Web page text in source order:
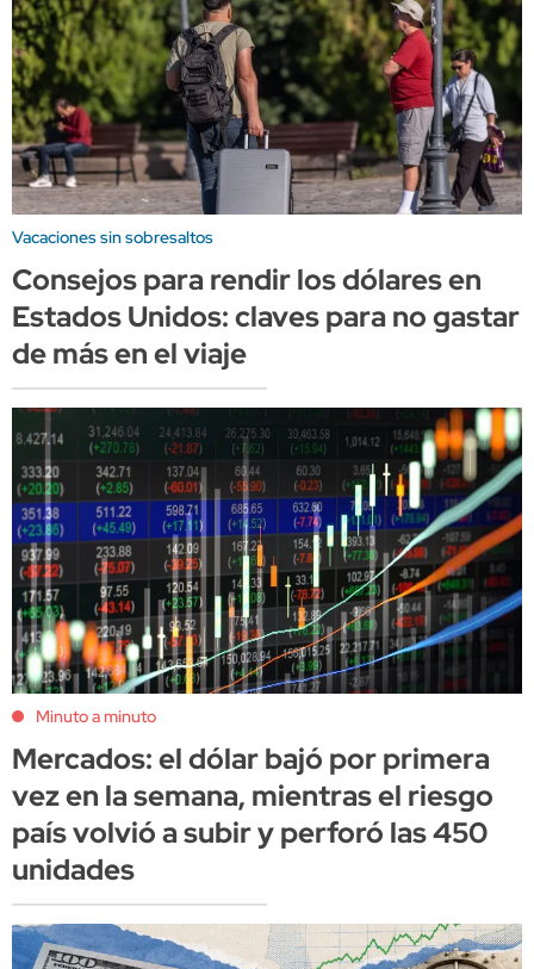
Vacaciones sin sobresaltos
Consejos para rendir los dólares en
Estados Unidos: claves para no gastar
de más en el viaje
Minuto a minuto
Mercados: el dólar bajó por primera
vez en la semana, mientras el riesgo
país volvió a subir y perforó las 450
unidades